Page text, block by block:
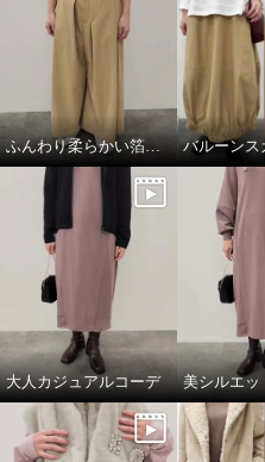
ふんわり柔らかい箔プリントストール
大人カジュアルコーデ